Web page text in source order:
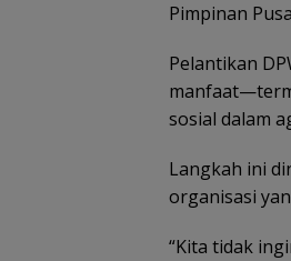
Pimpinan
Pelantikan
sosial dalam
Langkah ini
organisasi
“Kita tidak